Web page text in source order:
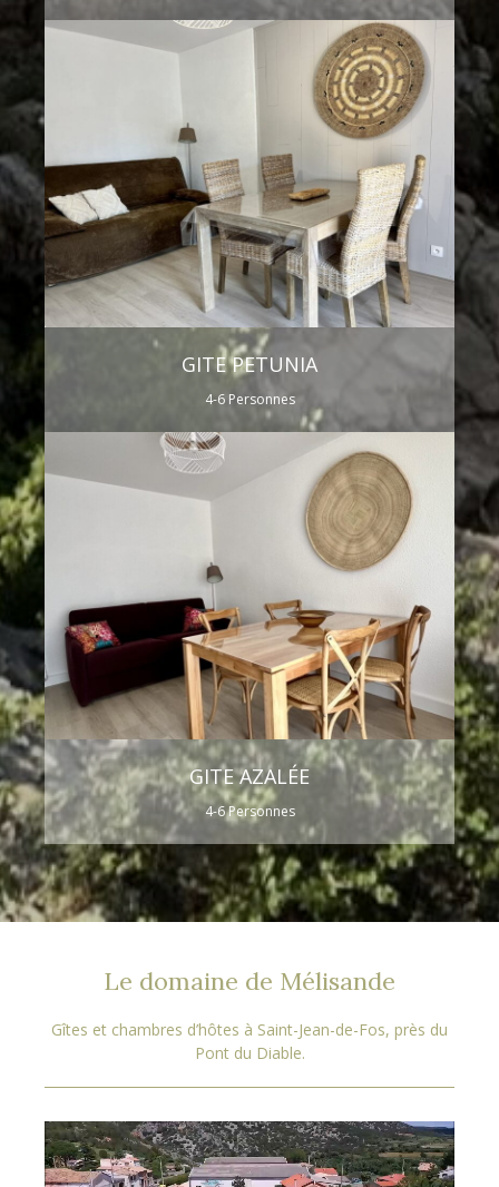
GITE PETUNIA
4-6 Personnes
GITE AZALÉE
4-6 Personnes
Le domaine de Mélisande
Gîtes et chambres d’hôtes à Saint-Jean-de-Fos, près du
Pont du Diable.